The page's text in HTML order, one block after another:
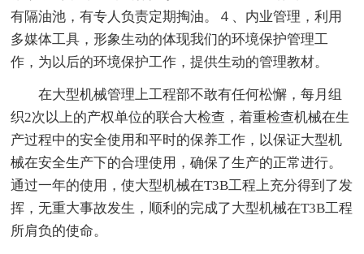
有隔油池，有专人负责定期掏油。４、内业管理，利用
多媒体工具，形象生动的体现我们的环境保护管理工
作，为以后的环境保护工作，提供生动的管理教材。
在大型机械管理上工程部不敢有任何松懈，每月组
织2次以上的产权单位的联合大检查，着重检查机械在生
产过程中的安全使用和平时的保养工作，以保证大型机
械在安全生产下的合理使用，确保了生产的正常进行。
通过一年的使用，使大型机械在T3B工程上充分得到了发
挥，无重大事故发生，顺利的完成了大型机械在T3B工程
所肩负的使命。